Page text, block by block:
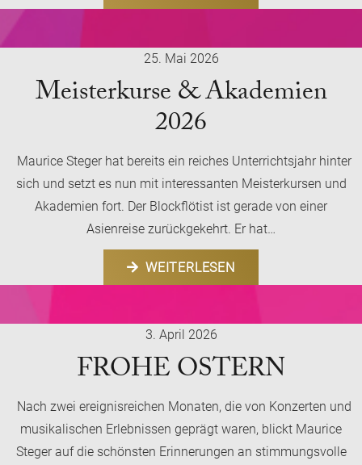
25. Mai 2026
Meisterkurse & Akademien
2026
Maurice Steger hat bereits ein reiches Unterrichtsjahr hinter
sich und setzt es nun mit interessanten Meisterkursen und
Akademien fort. Der Blockflötist ist gerade von einer
Asienreise zurückgekehrt. Er hat…
WEITERLESEN
3. April 2026
FROHE OSTERN
Nach zwei ereignisreichen Monaten, die von Konzerten und
musikalischen Erlebnissen geprägt waren, blickt Maurice
Steger auf die schönsten Erinnerungen an stimmungsvolle